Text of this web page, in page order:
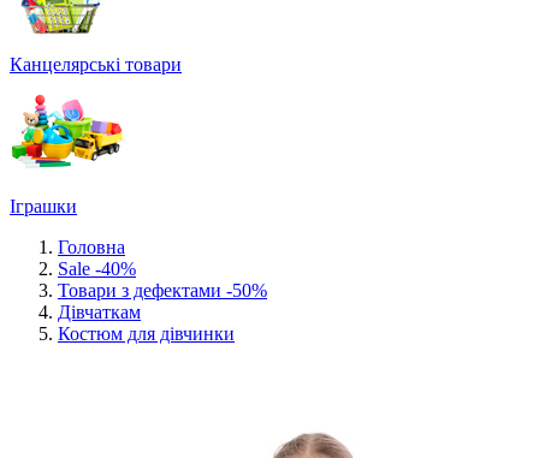
Канцелярські товари
Іграшки
Головна
Sale -40%
Товари з дефектами -50%
Дівчаткам
Костюм для дівчинки